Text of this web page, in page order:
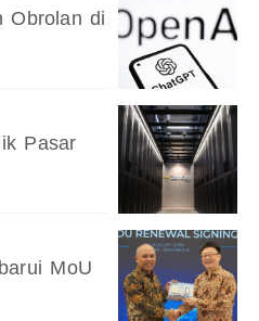
Obrolan di
Pasar
MoU